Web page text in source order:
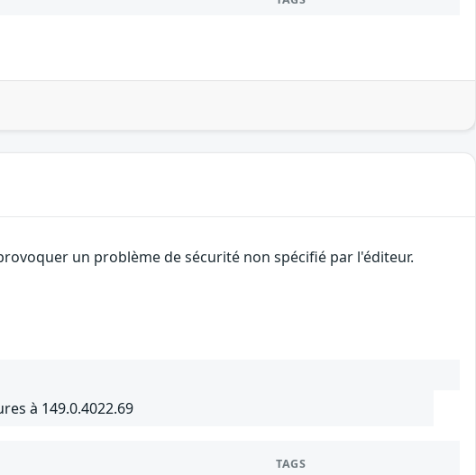
un problème de sécurité non spécifié par l'éditeur.
à 149.0.4022.69
TAGS